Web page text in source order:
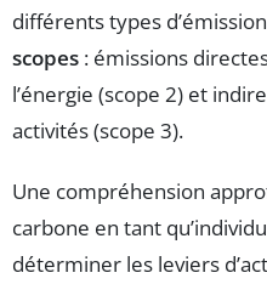
différents types
scopes : émissions
l’énergie (scope 2) et
activités (scope 3).
Une compréhension
carbone en tant
déterminer les leviers